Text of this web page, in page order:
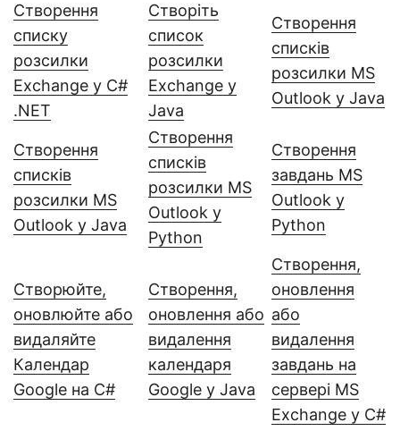
Створення
списку
розсилки
Exchange у C#
.NET
Створіть
список
розсилки
Exchange у
Java
Створення
списків
розсилки MS
Outlook у Java
Створення
списків
розсилки MS
Outlook у Java
Створення
списків
розсилки MS
Outlook у
Python
Створення
завдань MS
Outlook у
Python
Створюйте,
оновлюйте або
видаляйте
Календар
Google на C#
Створення,
оновлення або
видалення
календаря
Google у Java
Створення,
оновлення
або
видалення
завдань на
сервері MS
Exchange у C#